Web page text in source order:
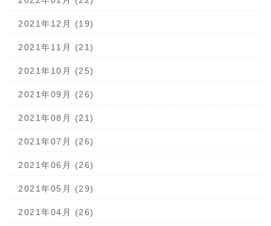
2021年12月 (19)
2021年11月 (21)
2021年10月 (25)
2021年09月 (26)
2021年08月 (21)
2021年07月 (26)
2021年06月 (26)
2021年05月 (29)
2021年04月 (26)